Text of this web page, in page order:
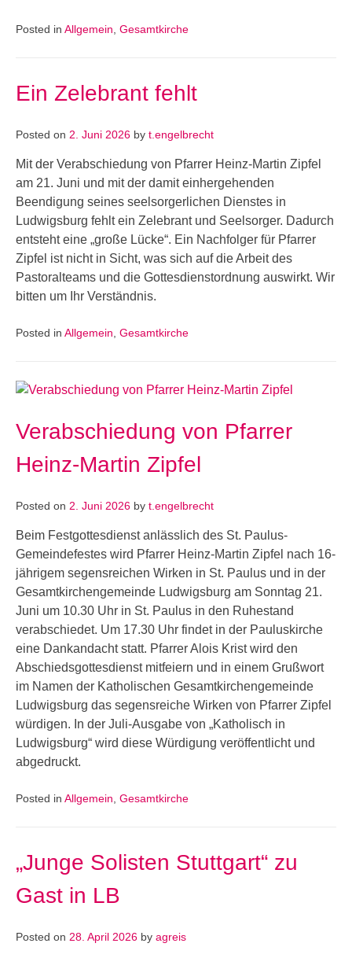
Posted in Allgemein, Gesamtkirche
Ein Zelebrant fehlt
Posted on 2. Juni 2026 by t.engelbrecht
Mit der Verabschiedung von Pfarrer Heinz-Martin Zipfel
am 21. Juni und mit der damit einhergehenden
Beendigung seines seelsorgerlichen Dienstes in
Ludwigsburg fehlt ein Zelebrant und Seelsorger. Dadurch
entsteht eine „große Lücke“. Ein Nachfolger für Pfarrer
Zipfel ist nicht in Sicht, was sich auf die Arbeit des
Pastoralteams und die Gottesdienstordnung auswirkt. Wir
bitten um Ihr Verständnis.
Posted in Allgemein, Gesamtkirche
Verabschiedung von Pfarrer
Heinz-Martin Zipfel
Posted on 2. Juni 2026 by t.engelbrecht
Beim Festgottesdienst anlässlich des St. Paulus-
Gemeindefestes wird Pfarrer Heinz-Martin Zipfel nach 16-
jährigem segensreichen Wirken in St. Paulus und in der
Gesamtkirchengemeinde Ludwigsburg am Sonntag 21.
Juni um 10.30 Uhr in St. Paulus in den Ruhestand
verabschiedet. Um 17.30 Uhr findet in der Pauluskirche
eine Dankandacht statt. Pfarrer Alois Krist wird den
Abschiedsgottesdienst mitfeiern und in einem Grußwort
im Namen der Katholischen Gesamtkirchengemeinde
Ludwigsburg das segensreiche Wirken von Pfarrer Zipfel
würdigen. In der Juli-Ausgabe von „Katholisch in
Ludwigsburg“ wird diese Würdigung veröffentlicht und
abgedruckt.
Posted in Allgemein, Gesamtkirche
„Junge Solisten Stuttgart“ zu
Gast in LB
Posted on 28. April 2026 by agreis